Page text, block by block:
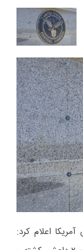
اعلام کرد: